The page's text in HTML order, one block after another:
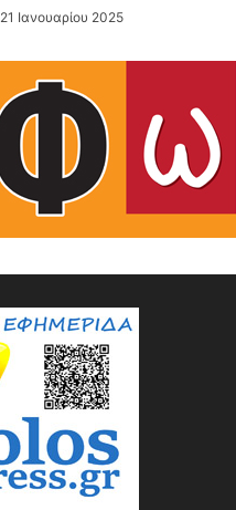
21 Ιανουαρίου 2025